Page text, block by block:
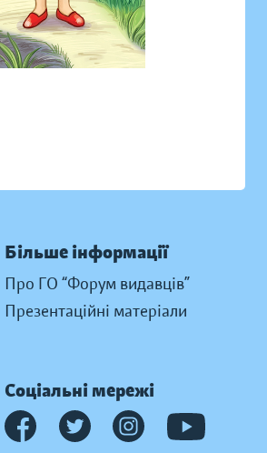
Більше інформації
Про ГО “Форум видавців”
Презентаційні матеріали
Соціальні мережі